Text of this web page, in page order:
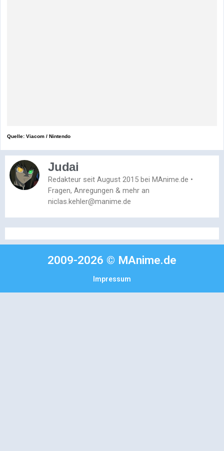
Quelle: Viacom / Nintendo
Judai
Redakteur seit August 2015 bei MAnime.de •
Fragen, Anregungen & mehr an
niclas.kehler@manime.de
2009-2026 © MAnime.de
Impressum